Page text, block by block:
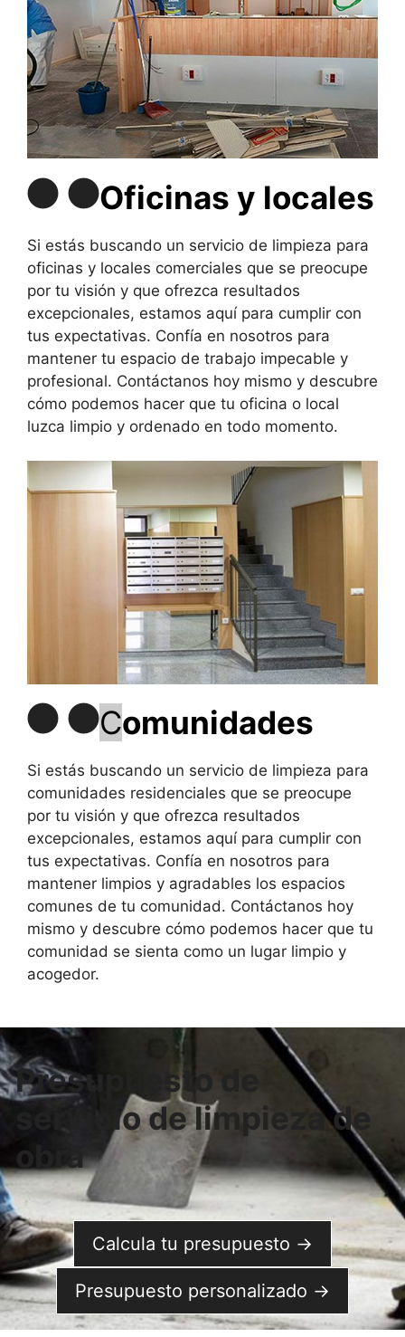
Oficinas y locales
Si estás buscando un servicio de limpieza para
oficinas y locales comerciales que se preocupe
por tu visión y que ofrezca resultados
excepcionales, estamos aquí para cumplir con
tus expectativas. Confía en nosotros para
mantener tu espacio de trabajo impecable y
profesional. Contáctanos hoy mismo y descubre
cómo podemos hacer que tu oficina o local
luzca limpio y ordenado en todo momento.
Comunidades
Si estás buscando un servicio de limpieza para
comunidades residenciales que se preocupe
por tu visión y que ofrezca resultados
excepcionales, estamos aquí para cumplir con
tus expectativas. Confía en nosotros para
mantener limpios y agradables los espacios
comunes de tu comunidad. Contáctanos hoy
mismo y descubre cómo podemos hacer que tu
comunidad se sienta como un lugar limpio y
acogedor.
Presupuesto de
servicio de limpieza de
obra
Calcula tu presupuesto →
Presupuesto personalizado →